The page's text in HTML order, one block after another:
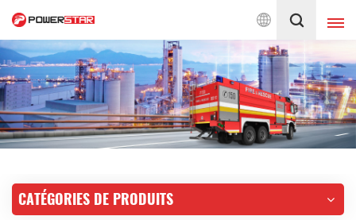
de pompiers depuis 1990 Français
English français
Deutsch русский
português
CATÉGORIES DE PRODUITS